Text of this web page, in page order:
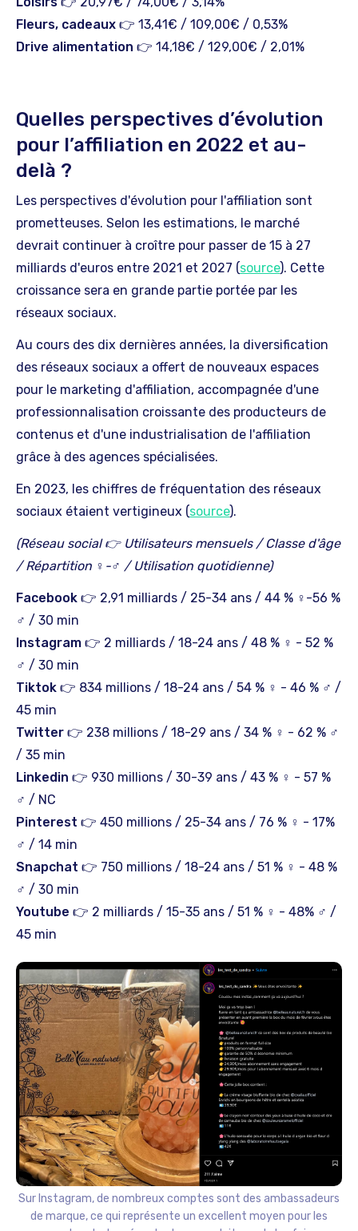
Fleurs, cadeaux 👉 13,41€ / 109,00€ / 0,53%
Drive alimentation 👉 14,18€ / 129,00€ / 2,01%
Quelles perspectives d’évolution
pour l’affiliation en 2022 et au-
delà ?
Les perspectives d'évolution pour l'affiliation sont
prometteuses. Selon les estimations, le marché
devrait continuer à croître pour passer de 15 à 27
milliards d'euros entre 2021 et 2027 (source). Cette
croissance sera en grande partie portée par les
réseaux sociaux.
Au cours des dix dernières années, la diversification
des réseaux sociaux a offert de nouveaux espaces
pour le marketing d'affiliation, accompagnée d'une
professionnalisation croissante des producteurs de
contenus et d'une industrialisation de l'affiliation
grâce à des agences spécialisées.
En 2023, les chiffres de fréquentation des réseaux
sociaux étaient vertigineux (source).
(Réseau social 👉 Utilisateurs mensuels / Classe d'âge
/ Répartition ♀︎-♂︎ / Utilisation quotidienne)
Facebook 👉 2,91 milliards / 25-34 ans / 44 % ♀︎-56 %
♂︎ / 30 min
Instagram 👉 2 milliards / 18-24 ans / 48 % ♀︎ - 52 %
♂︎ / 30 min
Tiktok 👉 834 millions / 18-24 ans / 54 % ♀︎ - 46 % ♂︎ /
45 min
Twitter 👉 238 millions / 18-29 ans / 34 % ♀︎ - 62 % ♂︎
/ 35 min
Linkedin 👉 930 millions / 30-39 ans / 43 % ♀︎ - 57 %
♂︎ / NC
Pinterest 👉 450 millions / 25-34 ans / 76 % ♀︎ - 17%
♂︎ / 14 min
Snapchat 👉 750 millions / 18-24 ans / 51 % ♀︎ - 48 %
♂︎ / 30 min
Youtube 👉 2 milliards / 15-35 ans / 51 % ♀︎ - 48% ♂︎ /
45 min
Sur Instagram, de nombreux comptes sont des ambassadeurs
de marque, ce qui représente un excellent moyen pour les